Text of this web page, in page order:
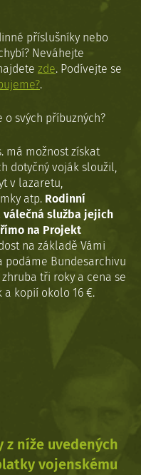
příslušníky nebo
Neváhejte
zde. Podívejte se
.
svých příbuzných?
má možnost získat
dotyčný voják sloužil,
v lazaretu,
atp. Rodinní
služba jejich
na Projekt
na základě Vámi
Bundesarchivu
tři roky a cena se
kopií okolo 16 €.
z níže uvedených
vojenskému